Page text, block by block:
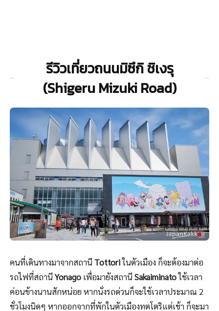
รีวิวเที่ยวถนนมิซึกิ ชิเงรุ
(Shigeru Mizuki Road)
คนที่เดินทางมาจากสถานี Tottoriในตัวเมือง ก็จะต้องมาต่อ
รถไฟที่สถานีYonago เพื่อมายังสถานีSakaiminatoใช้เวลา
ค่อนข้างนานสักหน่อย หากนั่งรถด่วนก็จะใช้เวลาประมาณ 2
ชั่วโมงนิดๆ หากออกจากที่พักในตัวเมืองทตโตริแต่เช้า ก็จะมา